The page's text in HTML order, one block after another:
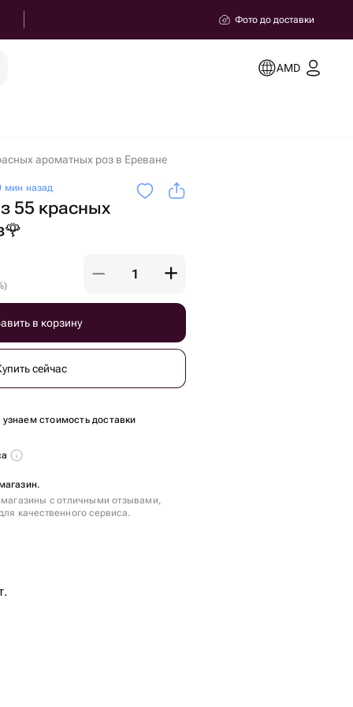
Фото до доставки
AMD
ароматных роз в Ереване
мин назад
55 красных
)
в корзину
сейчас
стоимость доставки
с отличными отзывами,
качественного сервиса.